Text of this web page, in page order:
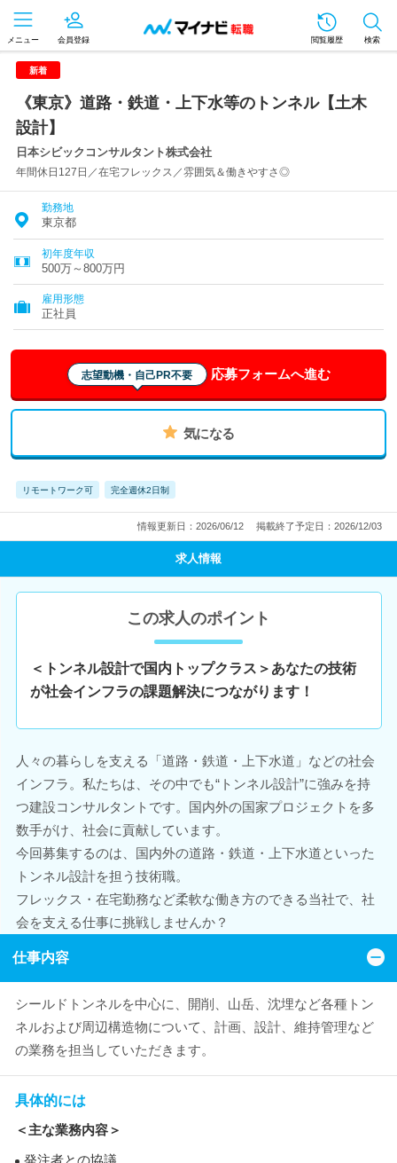
メニュー 会員登録 閲覧履歴 検索
新着
《東京》道路・鉄道・上下水等のトンネル【土木
設計】
日本シビックコンサルタント株式会社
年間休日127日／在宅フレックス／雰囲気＆働きやすさ◎
勤務地
東京都
初年度年収
500万～800万円
雇用形態
正社員
志望動機・自己PR不要 応募フォームへ進む
気になる
リモートワーク可 完全週休2日制
情報更新日：2026/06/12 掲載終了予定日：2026/12/03
求人情報
この求人のポイント
＜トンネル設計で国内トップクラス＞あなたの技術
が社会インフラの課題解決につながります！
人々の暮らしを支える「道路・鉄道・上下水道」などの社会
インフラ。私たちは、その中でも“トンネル設計”に強みを持
つ建設コンサルタントです。国内外の国家プロジェクトを多
数手がけ、社会に貢献しています。
今回募集するのは、国内外の道路・鉄道・上下水道といった
トンネル設計を担う技術職。
フレックス・在宅勤務など柔軟な働き方のできる当社で、社
会を支える仕事に挑戦しませんか？
仕事内容
シールドトンネルを中心に、開削、山岳、沈埋など各種トン
ネルおよび周辺構造物について、計画、設計、維持管理など
の業務を担当していただきます。
具体的には
＜主な業務内容＞
発注者との協議